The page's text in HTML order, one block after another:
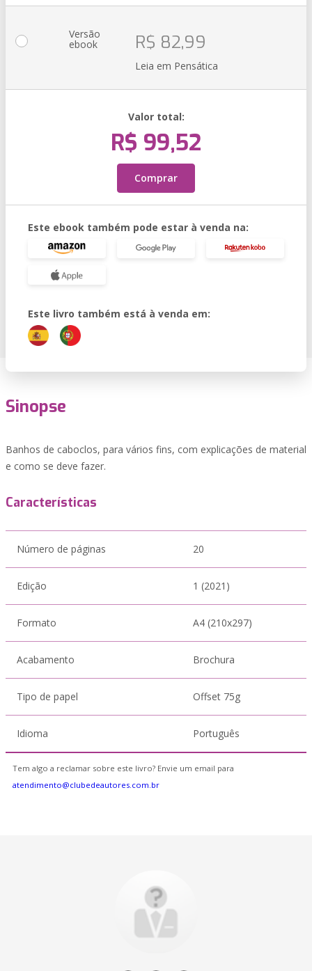
Versão
ebook R$ 82,99
Leia em Pensática
Valor total:
R$ 99,52
Comprar
Este ebook também pode estar à venda na:
Este livro também está à venda em:
Sinopse
Banhos de caboclos, para vários fins, com explicações de material
e como se deve fazer.
Características
Número de páginas 20
Edição 1 (2021)
Formato A4 (210x297)
Acabamento Brochura
Tipo de papel Offset 75g
Idioma Português
Tem algo a reclamar sobre este livro? Envie um email para
atendimento@clubedeautores.com.br